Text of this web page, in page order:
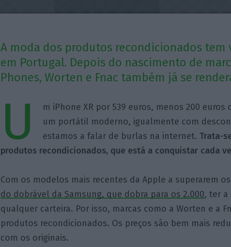
A moda dos produtos recondicionados tem
em Portugal. Depois do nascimento de
Phones, Worten e Fnac também já se
U
m iPhone XR por 539 euros, menos 200
um portátil moderno, igualmente com
estamos a falar de burlas na internet.Trata-
produtos recondicionados, que está a conquistar cada
Com os modelos mais recentes da Apple a superarem
do dobrável da Samsung, que dobra para os 2.000, ter a
qualquer carteira. Por isso, marcas como a Worten e a
produtos recondicionados. Os preços são bem mais
com os originais.